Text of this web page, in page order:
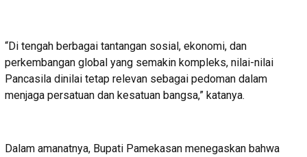
“Di tengah berbagai tantangan sosial, ekonomi, dan
perkembangan global yang semakin kompleks, nilai-nilai
Pancasila dinilai tetap relevan sebagai pedoman dalam
menjaga persatuan dan kesatuan bangsa,” katanya.
Dalam amanatnya, Bupati Pamekasan menegaskan bahwa